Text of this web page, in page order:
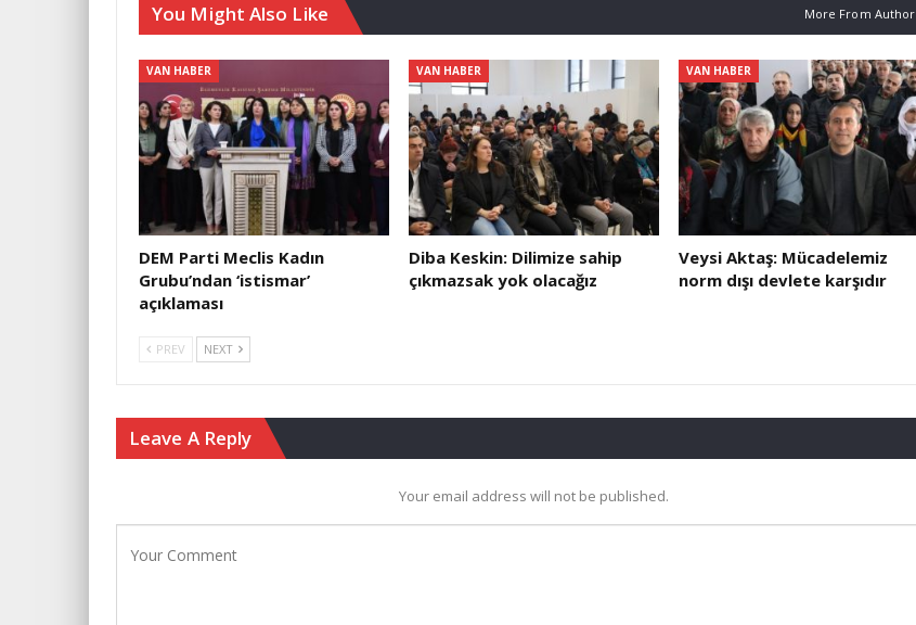
You Might Also Like More From Author
VAN HABER
DEM Parti Meclis Kadın
Grubu’ndan ‘istismar’
açıklaması
VAN HABER
Diba Keskin: Dilimize sahip
çıkmazsak yok olacağız
VAN HABER
Veysi Aktaş: Mücadelemiz
norm dışı devlete karşıdır
PREV NEXT
Leave A Reply
Your email address will not be published.